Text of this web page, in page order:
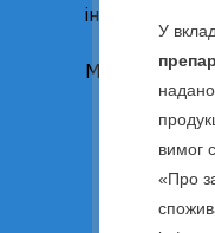
інгібітори
АРАЛЕТ
Менопауза
У
вимог
«Про